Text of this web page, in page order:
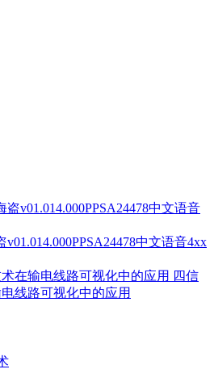
中文语音4xx
四信
线路可视化中的应用